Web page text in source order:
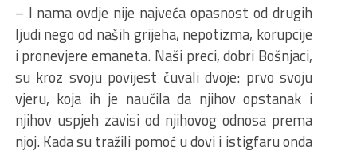
– I nama ovdje nije najveća opasnost od drugih
ljudi nego od naših grijeha, nepotizma, korupcije
i pronevjere emaneta. Naši preci, dobri Bošnjaci,
su kroz svoju povijest čuvali dvoje: prvo svoju
vjeru, koja ih je naučila da njihov opstanak i
njihov uspjeh zavisi od njihovog odnosa prema
njoj. Kada su tražili pomoć u dovi i istigfaru onda